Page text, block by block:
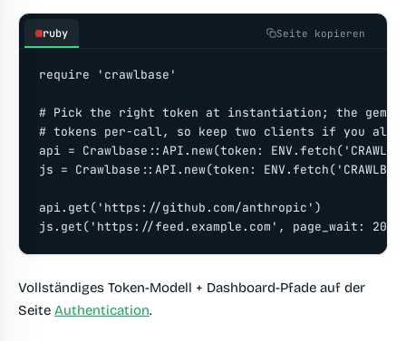
ruby Seite kopieren
require 'crawlbase'
# Pick the right token at instantiation; the gem
# tokens per-call, so keep two clients if you
api = Crawlbase::API.new(token:
js = Crawlbase::API.new(token:
api.get('https://github.com/anthropic')
js.get('https://feed.example.com', page_wait:
Vollständiges Token-Modell + Dashboard-Pfade auf der
Seite Authentication.